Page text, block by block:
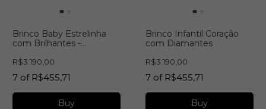
Brinco Baby Estrelinha
com Brilhantes -
R$3.190,00
7 of R$455,71
Buy
Brinco Infantil Coração
com Diamantes
R$3.190,00
7 of R$455,71
Buy